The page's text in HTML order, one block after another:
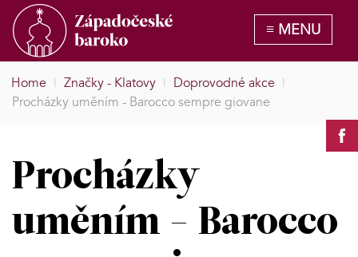
Home | Značky - Klatovy | Doprovodné akce |
Procházky uměním - Barocco sempre giovane
Procházky
uměním - Barocco